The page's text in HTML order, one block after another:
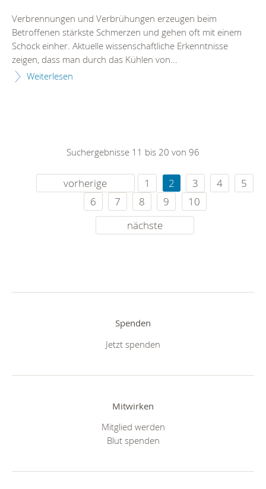
Verbrennungen und Verbrühungen erzeugen beim
Betroffenen stärkste Schmerzen und gehen oft mit einem
Schock einher. Aktuelle wissenschaftliche Erkenntnisse
zeigen, dass man durch das Kühlen von...
Weiterlesen
Suchergebnisse 11 bis 20 von 96
vorherige 1 2 3 4
5
6
7 8 9
10
nächste
Spenden
Jetzt spenden
Mitwirken
Mitglied werden
Blut spenden